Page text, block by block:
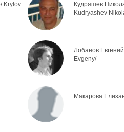
Krylov
Кудряшев
Kudryashev
Лобанов
Evgeny/
Макарова